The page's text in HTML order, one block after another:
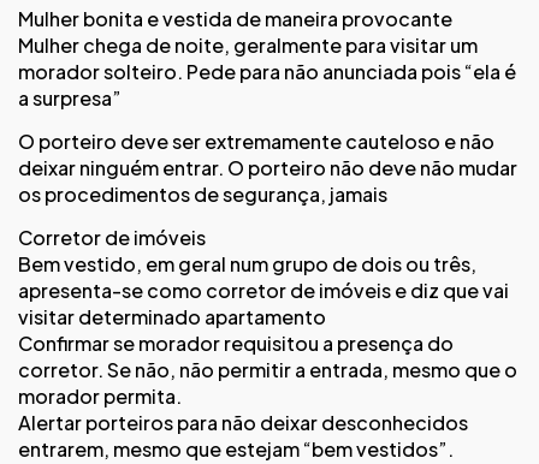
Mulher bonita e vestida de maneira provocante
Mulher chega de noite, geralmente para visitar um
morador solteiro. Pede para não anunciada pois “ela é
a surpresa”
O porteiro deve ser extremamente cauteloso e não
deixar ninguém entrar. O porteiro não deve não mudar
os procedimentos de segurança, jamais
Corretor de imóveis
Bem vestido, em geral num grupo de dois ou três,
apresenta-se como corretor de imóveis e diz que vai
visitar determinado apartamento
Confirmar se morador requisitou a presença do
corretor. Se não, não permitir a entrada, mesmo que o
morador permita.
Alertar porteiros para não deixar desconhecidos
entrarem, mesmo que estejam “bem vestidos”.